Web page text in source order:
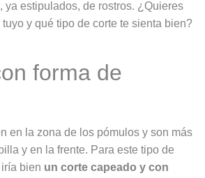
ya estipulados, de rostros. ¿Quieres
y qué tipo de corte te sienta bien?
forma de
en la zona de los pómulos y son más
y en la frente. Para este tipo de
bien un corte capeado y con